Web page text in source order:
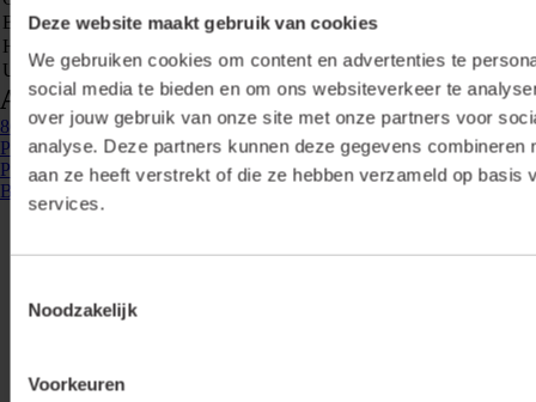
Deze website maakt gebruik van cookies
We gebruiken cookies om content en advertenties te
social media te bieden en om ons websiteverkeer te
over jouw gebruik van onze site met onze partners voor
analyse. Deze partners kunnen deze gegevens combineren
aan ze heeft verstrekt of die ze hebben verzameld op basis
services.
Noodzakelijk
Voorkeuren
Breedte
23.2 mm
Hoogte
Uitvoering oppervlakte
Geanodiseerd
Accessoires & opties
865141- P20-TR-GS-2M
Profiel 20, stuc, grijs, 2 meter
Profiel 20 trimless / stuc 2 meter grijs ...
Bekijken